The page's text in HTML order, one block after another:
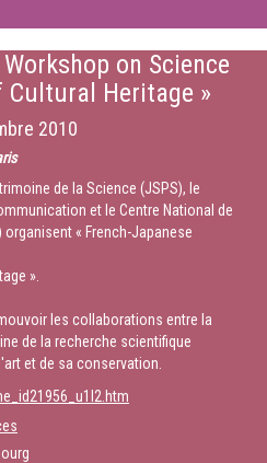
on Science
Heritage »
2010
de la Science (JSPS), le
et le Centre National de
organisent « French-Japanese
».
les collaborations entre la
de la recherche scientifique
et de sa conservation.